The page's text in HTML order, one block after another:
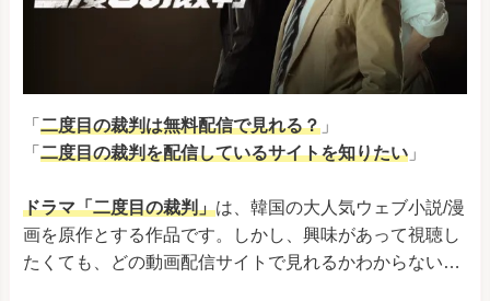
「 二度目の裁判は無料配信で見れる？ 」
「 二度目の裁判を配信しているサイトを知りたい 」
ドラマ「二度目の裁判」は、韓国の大人気ウェブ小説/漫
画を原作とする作品です。しかし、興味があって視聴し
たくても、どの動画配信サイトで見れるかわからない…